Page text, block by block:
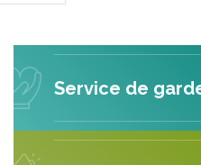
Service de